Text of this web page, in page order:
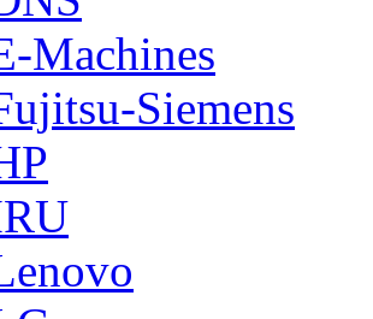
Machines
Siemens